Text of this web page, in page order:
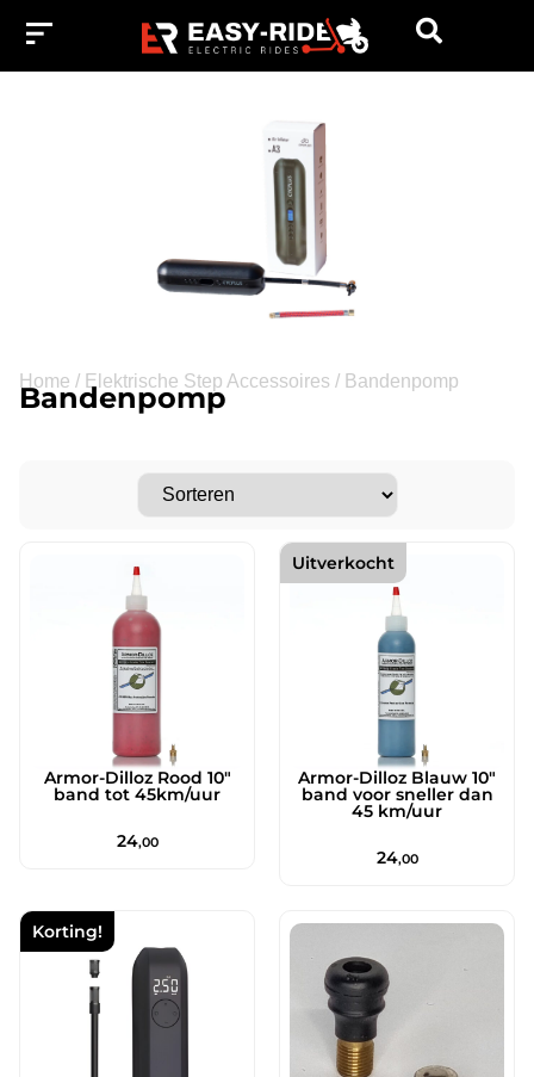
Home / Elektrische Step Accessoires / Bandenpomp
Bandenpomp
Armor-Dilloz Rood 10″
band tot 45km/uur
24,00
Uitverkocht
Armor-Dilloz Blauw 10″
band voor sneller dan
45 km/uur
24,00
Korting!